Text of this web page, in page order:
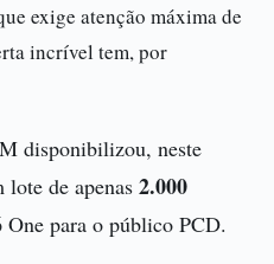
exige atenção máxima de
incrível tem, por
disponibilizou, neste
de apenas 2.000
para o público PCD.